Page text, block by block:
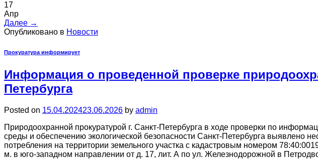
17
Апр
Далее →
Опубликовано в Новости
Прокуратура информирует
Информация о проведенной проверке
Петербурга
Posted on 15.04.202423.06.2026 by admin
Природоохранной прокуратурой г. Санкт-Петербурга в ходе проверки по
среды и обеспечению экологической безопасности Санкт-Петербурга выявлено
потребления на территории земельного участка с кадастровым номером
м. в юго-западном направлении от д. 17, лит. А по ул. Железнодорожной в